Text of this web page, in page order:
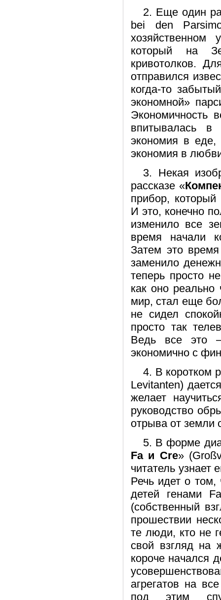
2. Еще один
bei den
хозяйственном
который на
кривотолков.
отправился
когда-то
экономной»
впитывалась
экономия в
экономия в
3. Некая
рассказе «
прибор, который
И это, конечно
изменило все
время начали
Затем это
заменило
теперь просто
как оно
мир, стал еще
не сидел
просто так
Ведь все это
экономично с
4. В коротком
Levitanten)
желает
руководство
отрыва от земли
5. В форме
Fa и Cre»
читатель
Речь идет о
детей генами
(собственный
прошествии
те люди, кто не
свой взгляд на
короче начался
агрегатов на
под этим